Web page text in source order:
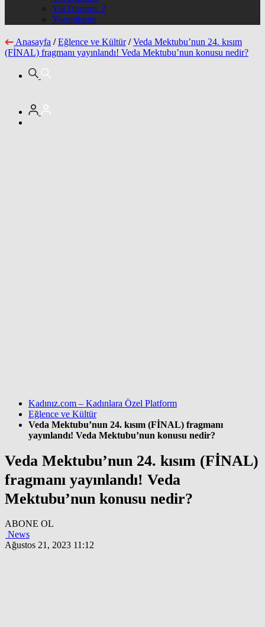
Yol Durumu 2
Yorumlarım
Anasayfa / Eğlence ve Kültür / Veda Mektubu’nun 24. kısım
(FİNAL) fragmanı yayınlandı! Veda Mektubu’nun konusu nedir?
Kadınız.com – Kadınlara Özel Platform
Eğlence ve Kültür
Veda Mektubu’nun 24. kısım (FİNAL) fragmanı
yayınlandı! Veda Mektubu’nun konusu nedir?
Veda Mektubu’nun 24. kısım (FİNAL)
fragmanı yayınlandı! Veda
Mektubu’nun konusu nedir?
ABONE OL
News
Ağustos 21, 2023 11:12